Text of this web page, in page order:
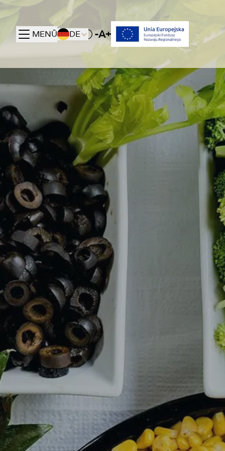
MENÜ DEToggle High contrast mode
-A+